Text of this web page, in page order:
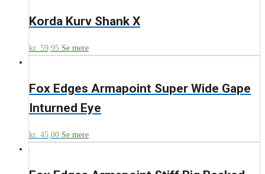
Korda Kurv Shank X
kr. 59,95 Se mere
Fox Edges Armapoint Super Wide Gape
Inturned Eye
kr. 45,00 Se mere